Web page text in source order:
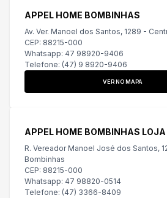
APPEL HOME BOMBINHAS
Av. Ver. Manoel dos Santos, 1289 -
CEP: 88215-000
Whatsapp: 47 98920-9406
Telefone: (47) 9 8920-9406
VER NO MAPA
APPEL HOME BOMBINHAS LOJA
R. Vereador Manoel José dos Santos,
Bombinhas
CEP: 88215-000
Whatsapp: 47 98820-0514
Telefone: (47) 3366-8409